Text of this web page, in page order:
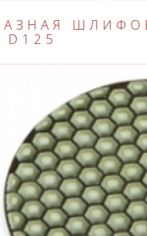
D125